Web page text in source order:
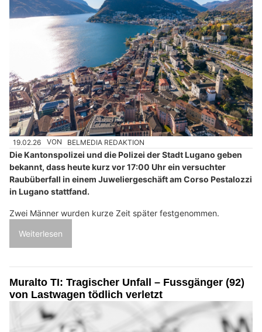
19.02.26 VON BELMEDIA REDAKTION
Die Kantonspolizei und die Polizei der Stadt Lugano geben
bekannt, dass heute kurz vor 17:00 Uhr ein versuchter
Raubüberfall in einem Juweliergeschäft am Corso Pestalozzi
in Lugano stattfand.
Zwei Männer wurden kurze Zeit später festgenommen.
Weiterlesen
Muralto TI: Tragischer Unfall – Fussgänger (92)
von Lastwagen tödlich verletzt